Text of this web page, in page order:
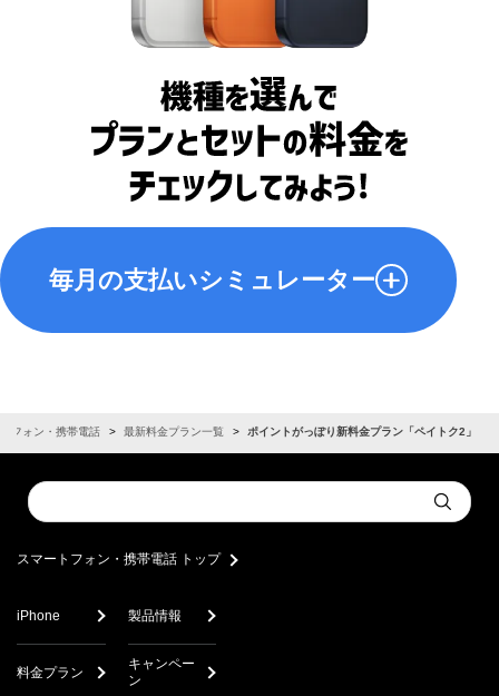
毎月の支払いシミュレーター
iPhone 17e
2026年3月11日発売
フォン・携帯電話 最新料金プラン一覧 ポイントがっぽり新料金プラン「ペイトク2」
Conduct
a
Submit
スマートフォン・携帯電話 トップ
iPhone 製品情報
料金プラン
キャンペー
ン